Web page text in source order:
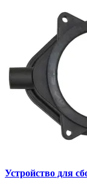
Устройство для